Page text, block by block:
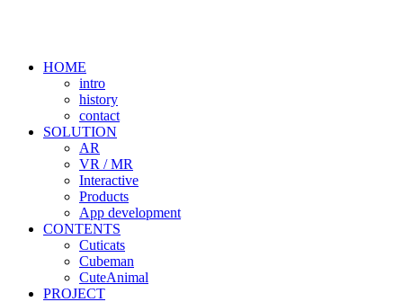
HOME
intro
history
contact
SOLUTION
AR
VR / MR
Interactive
Products
App development
CONTENTS
Cuticats
Cubeman
CuteAnimal
PROJECT